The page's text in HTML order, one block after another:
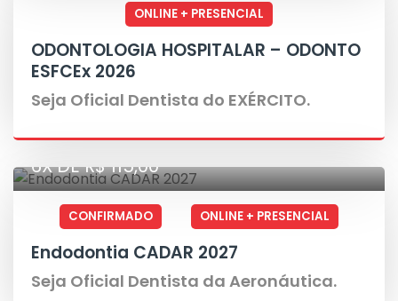
ONLINE + PRESENCIAL
ODONTOLOGIA HOSPITALAR – ODONTO
ESFCEx 2026
Seja Oficial Dentista do EXÉRCITO.
6X DE R$ 115,00
CONFIRMADO ONLINE + PRESENCIAL
Endodontia CADAR 2027
Seja Oficial Dentista da Aeronáutica.